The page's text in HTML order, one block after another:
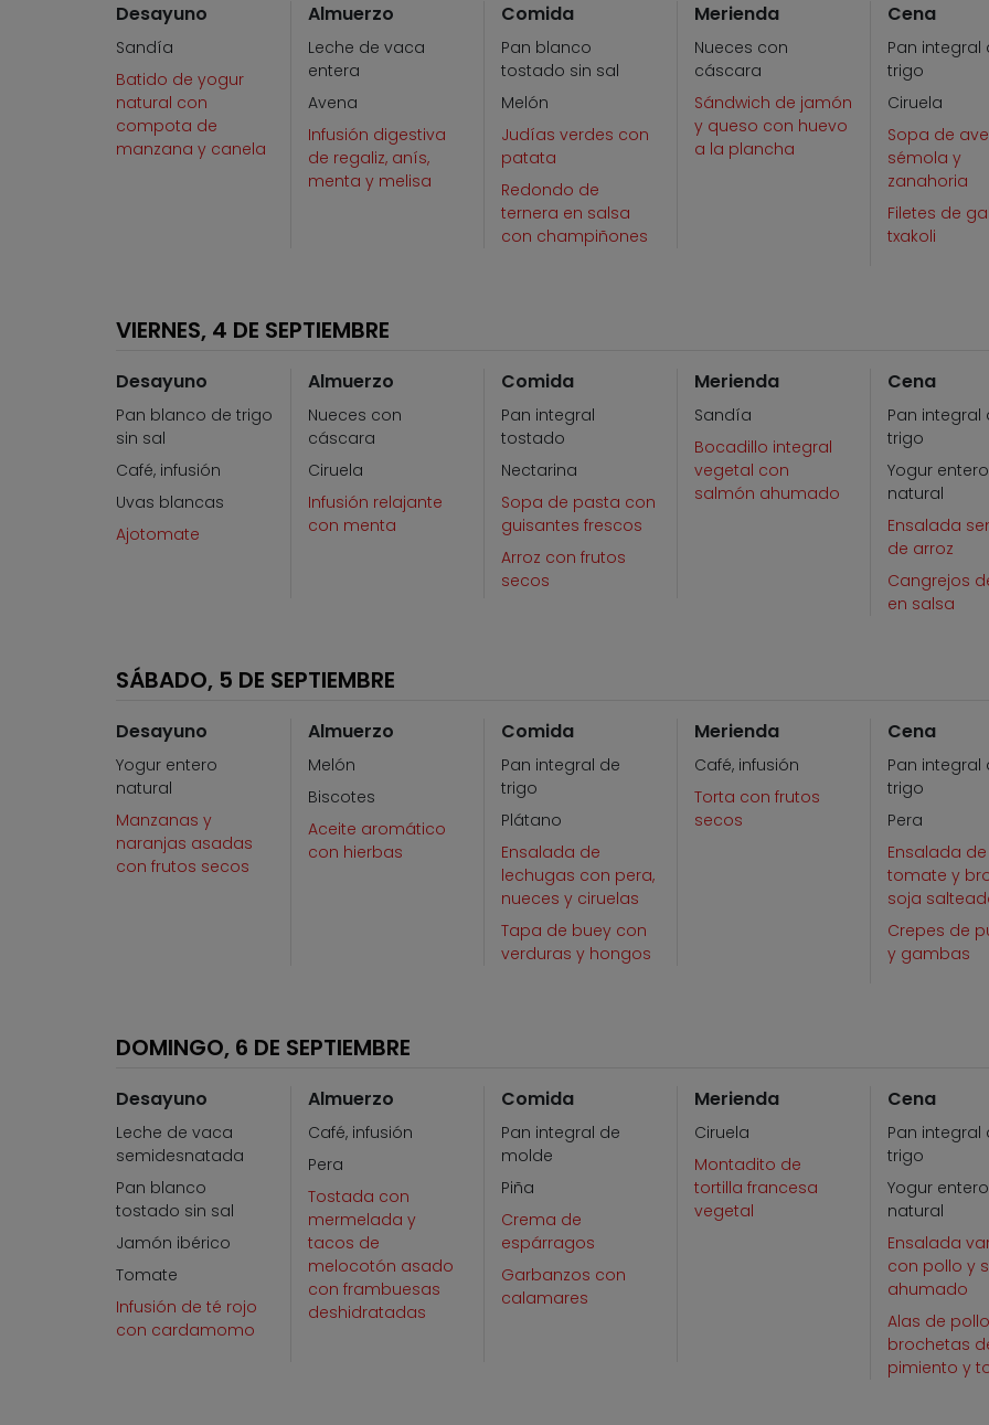
Desayuno
Sandía
Batido de yogur
natural con
compota de
manzana y canela
Almuerzo
Leche de vaca
entera
Avena
Infusión digestiva
de regaliz, anís,
menta y melisa
Comida
Pan blanco
tostado sin sal
Melón
Judías verdes con
patata
Redondo de
ternera en salsa
con champiñones
Merienda
Nueces con
cáscara
Sándwich de jamón
y queso con huevo
a la plancha
Cena
Pan integral
trigo
Ciruela
Sopa de
sémola y
zanahoria
Filetes de
txakoli
VIERNES, 4 DE SEPTIEMBRE
Desayuno
Pan blanco de trigo
sin sal
Café, infusión
Uvas blancas
Ajotomate
Almuerzo
Nueces con
cáscara
Ciruela
Infusión relajante
con menta
Comida
Pan integral
tostado
Nectarina
Sopa de pasta con
guisantes frescos
Arroz con frutos
secos
Merienda
Sandía
Bocadillo integral
vegetal con
salmón ahumado
Cena
Pan integral
trigo
Yogur entero
natural
Ensalada
de arroz
Cangrejos
en salsa
SÁBADO, 5 DE SEPTIEMBRE
Desayuno
Yogur entero
natural
Manzanas y
naranjas asadas
con frutos secos
Almuerzo
Melón
Biscotes
Aceite aromático
con hierbas
Comida
Pan integral de
trigo
Plátano
Ensalada de
lechugas con pera,
nueces y ciruelas
Tapa de buey con
verduras y hongos
Merienda
Café, infusión
Torta con frutos
secos
Cena
Pan integral
trigo
Pera
Ensalada de
tomate y
soja
Crepes de
y gambas
DOMINGO, 6 DE SEPTIEMBRE
Desayuno
Leche de vaca
semidesnatada
Pan blanco
tostado sin sal
Jamón ibérico
Tomate
Infusión de té rojo
con cardamomo
Almuerzo
Café, infusión
Pera
Tostada con
mermelada y
tacos de
melocotón asado
con frambuesas
deshidratadas
Comida
Pan integral de
molde
Piña
Crema de
espárragos
Garbanzos con
calamares
Merienda
Ciruela
Montadito de
tortilla francesa
vegetal
Cena
Pan integral
trigo
Yogur entero
natural
Ensalada
con pollo y
ahumado
Alas de
brochetas
pimiento y